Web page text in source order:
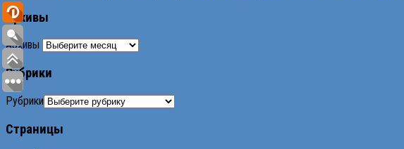
Архивы
Архивы
Рубрики
Рубрики
Страницы